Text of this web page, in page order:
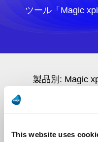
This website uses
ツール「Magic